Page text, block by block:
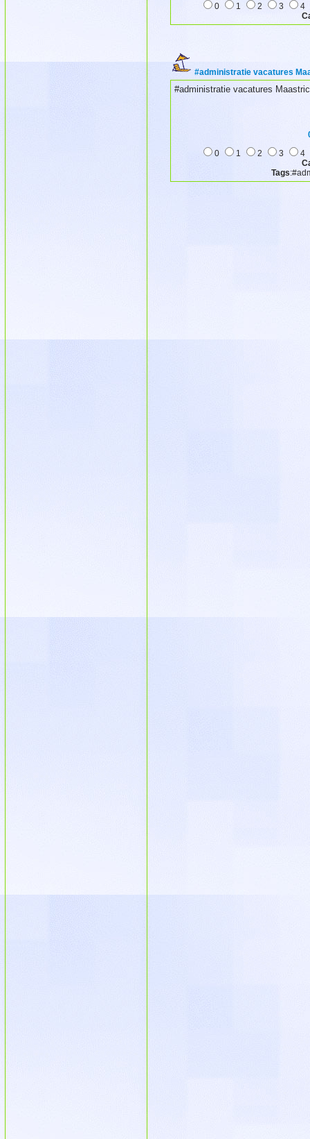
0
1 2 3
4
#administratie vacatures
#administratie vacatures
0
1 2 3
4
Tags